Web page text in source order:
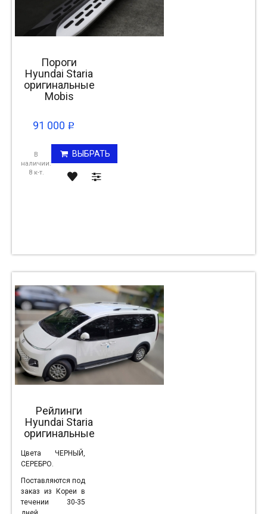
Пороги
Hyundai Staria
оригинальные
Mobis
91 000 p
В
наличии:
8 к-т.
ВЫБРАТЬ
Рейлинги
Hyundai Staria
оригинальные
Цвета ЧЕРНЫЙ,
СЕРЕБРО.
Поставляются под
заказ из Кореи в
течении 30-35